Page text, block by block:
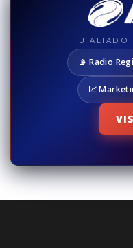
TU ALIADO
📡 Radio
📈